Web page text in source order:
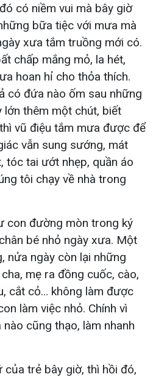
có niềm vui mà bây giờ
bữa tiệc với mưa mà
xưa tắm truồng mới có.
chấp mắng mỏ, la hét,
hoan hỉ cho thỏa thích.
có đứa nào ốm sau những
lớn thêm một chút, biết
vũ điệu tắm mưa được để
vẫn sung sướng, mát
tóc tai ướt nhẹp, quần áo
tôi chạy về nhà trong
con đường mòn trong ký
bé nhỏ ngày xưa. Một
nửa ngày còn lại những
mẹ ra đồng cuốc, cào,
cắt cỏ… không làm được
làm việc nhỏ. Chính vì
cũng thạo, làm nhanh
của trẻ bây giờ, thì hồi đó,